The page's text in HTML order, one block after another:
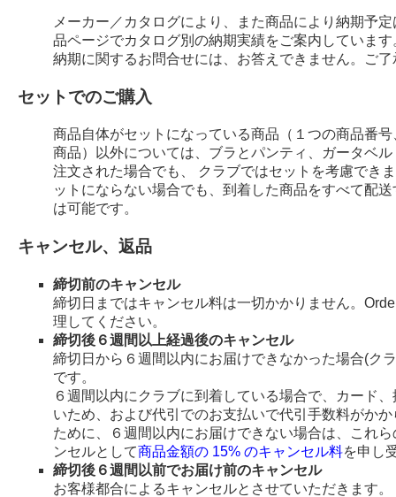
メーカー／カタログにより、また商品により納期予
品ページでカタログ別の納期実績をご案内しています
納期に関するお問合せには、お答えできません。ご
セットでのご購入
商品自体がセットになっている商品（１つの商品番
商品）以外については、ブラとパンティ、ガータベ
注文された場合でも、 クラブではセットを考慮でき
ットにならない場合でも、到着した商品をすべて配
は可能です。
キャンセル、返品
締切前のキャンセル
締切日まではキャンセル料は一切かかりません。
理してください。
締切後６週間以上経過後のキャンセル
締切日から６週間以内にお届けできなかった場合(ク
です。
６週間以内にクラブに到着している場合で、カード
いため、および代引でのお支払いで代引手数料がか
ために、６週間以内にお届けできない場合は、これ
ンセルとして商品金額の 15% のキャンセル料を申し
締切後６週間以前でお届け前のキャンセル
お客様都合によるキャンセルとさせていただきます。